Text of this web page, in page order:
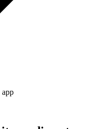
app